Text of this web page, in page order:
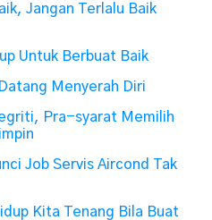
Jangan Terlalu Baik
Untuk Berbuat Baik
Menyerah Diri
Pra-syarat Memilih
Job Servis Aircond Tak
Kita Tenang Bila Buat